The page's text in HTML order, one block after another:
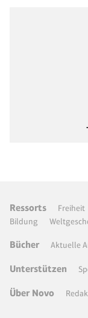
Ressorts Freiheit
Bildung
Bücher Aktuelle
Unterstützen
Über Novo